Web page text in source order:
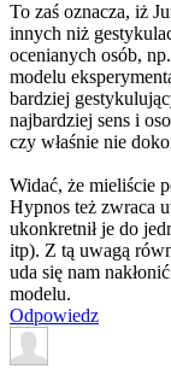
To zaś oznacza, iż
innych niż
ocenianych osób,
modelu
bardziej
najbardziej sens i
czy właśnie nie
Widać, że mieliście
Hypnos też zwraca
ukonkretnił je do
itp). Z tą uwagą
uda się nam
modelu.
Odpowiedz